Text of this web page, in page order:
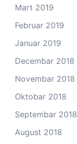
Mart 2019
Februar 2019
Januar 2019
Decembar 2018
Novembar 2018
Oktobar 2018
Septembar 2018
August 2018